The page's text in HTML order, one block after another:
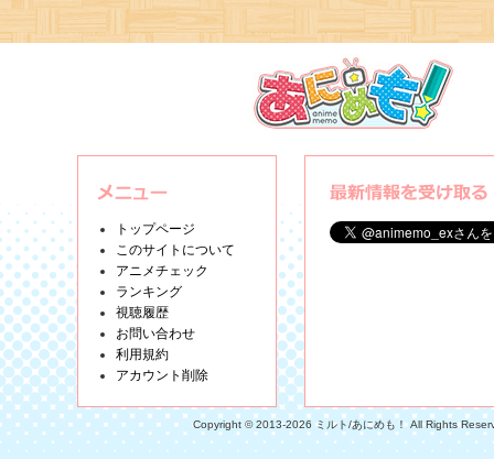
トップページ
このサイトについて
アニメチェック
ランキング
視聴履歴
お問い合わせ
利用規約
アカウント削除
Copyright © 2013-2026 ミルト/あにめも！ All Rights